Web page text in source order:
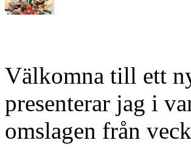
Välkomna till ett
presenterar jag i
omslagen från